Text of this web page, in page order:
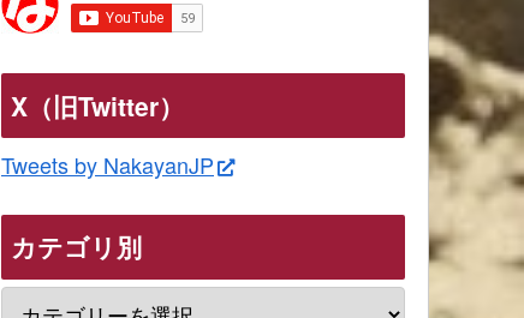
X（旧Twitter）
Tweets by NakayanJP
カテゴリ別